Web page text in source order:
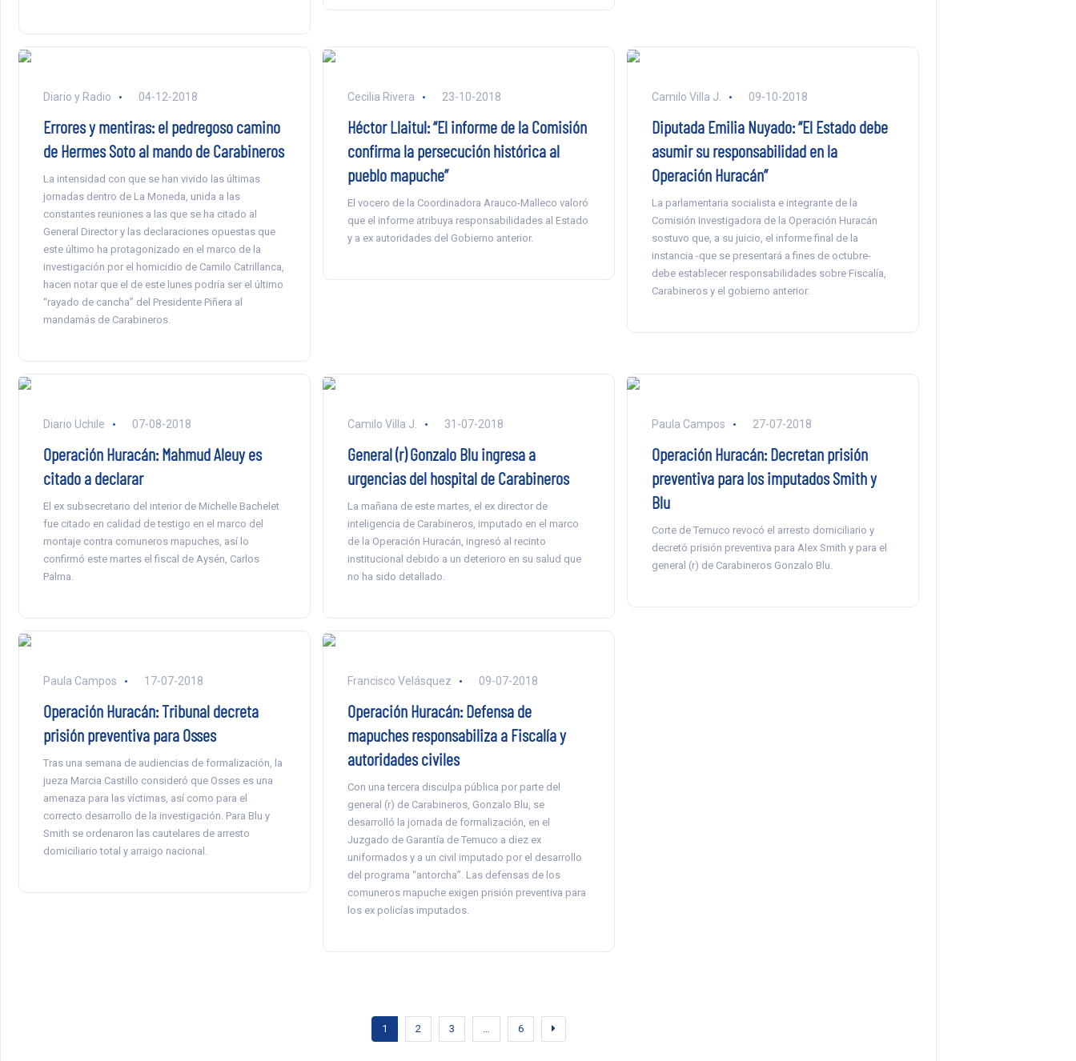
Diario y Radio 04-12-2018
Errores y mentiras: el pedregoso camino
de Hermes Soto al mando de Carabineros
La intensidad con que se han vivido las últimas
jornadas dentro de La Moneda, unida a las
constantes reuniones a las que se ha citado al
General Director y las declaraciones opuestas que
este último ha protagonizado en el marco de la
investigación por el homicidio de Camilo Catrillanca,
hacen notar que el de este lunes podría ser el último
“rayado de cancha” del Presidente Piñera al
mandamás de Carabineros.
Cecilia Rivera 23-10-2018
Héctor Llaitul: “El informe de la Comisión
confirma la persecución histórica al
pueblo mapuche”
El vocero de la Coordinadora Arauco-Malleco valoró
que el informe atribuya responsabilidades al Estado
y a ex autoridades del Gobierno anterior.
Camilo Villa J. 09-10-2018
Diputada Emilia Nuyado: “El Estado debe
asumir su responsabilidad en la
Operación Huracán”
La parlamentaria socialista e integrante de la
Comisión Investigadora de la Operación Huracán
sostuvo que, a su juicio, el informe final de la
instancia -que se presentará a fines de octubre-
debe establecer responsabilidades sobre Fiscalía,
Carabineros y el gobierno anterior.
Diario Uchile 07-08-2018
Operación Huracán: Mahmud Aleuy es
citado a declarar
El ex subsecretario del interior de Michelle Bachelet
fue citado en calidad de testigo en el marco del
montaje contra comuneros mapuches, así lo
confirmó este martes el fiscal de Aysén, Carlos
Palma.
Camilo Villa J. 31-07-2018
General (r) Gonzalo Blu ingresa a
urgencias del hospital de Carabineros
La mañana de este martes, el ex director de
inteligencia de Carabineros, imputado en el marco
de la Operación Huracán, ingresó al recinto
institucional debido a un deterioro en su salud que
no ha sido detallado.
Paula Campos 27-07-2018
Operación Huracán: Decretan prisión
preventiva para los imputados Smith y
Blu
Corte de Temuco revocó el arresto domiciliario y
decretó prisión preventiva para Alex Smith y para el
general (r) de Carabineros Gonzalo Blu.
Paula Campos 17-07-2018
Operación Huracán: Tribunal decreta
prisión preventiva para Osses
Tras una semana de audiencias de formalización, la
jueza Marcia Castillo consideró que Osses es una
amenaza para las víctimas, así como para el
correcto desarrollo de la investigación. Para Blu y
Smith se ordenaron las cautelares de arresto
domiciliario total y arraigo nacional.
Francisco Velásquez 09-07-2018
Operación Huracán: Defensa de
mapuches responsabiliza a Fiscalía y
autoridades civiles
Con una tercera disculpa pública por parte del
general (r) de Carabineros, Gonzalo Blu, se
desarrolló la jornada de formalización, en el
Juzgado de Garantía de Temuco a diez ex
uniformados y a un civil imputado por el desarrollo
del programa “antorcha”. Las defensas de los
comuneros mapuche exigen prisión preventiva para
los ex policías imputados.
1 2 3 … 6